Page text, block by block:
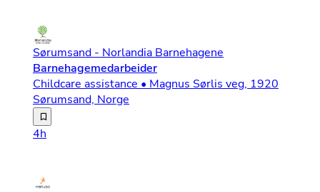
Sørumsand - Norlandia Barnehagene
Barnehagemedarbeider
Childcare assistance • Magnus Sørlis veg, 1920
Sørumsand, Norge
Vi har ledige vikariater: 100 % svangerskapsvikariat
4h